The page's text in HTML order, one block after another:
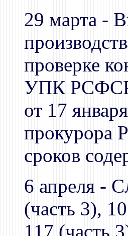
29 марта -
проверке
УПК РСФСР
от 17
прокурора
сроков
6 апреля -
(часть 3),
117 (часть